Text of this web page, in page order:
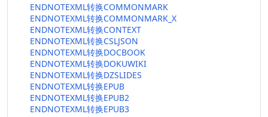
ENDNOTEXML转换COMMONMARK
ENDNOTEXML转换COMMONMARK_X
ENDNOTEXML转换CONTEXT
ENDNOTEXML转换CSLJSON
ENDNOTEXML转换DOCBOOK
ENDNOTEXML转换DOKUWIKI
ENDNOTEXML转换DZSLIDES
ENDNOTEXML转换EPUB
ENDNOTEXML转换EPUB2
ENDNOTEXML转换EPUB3